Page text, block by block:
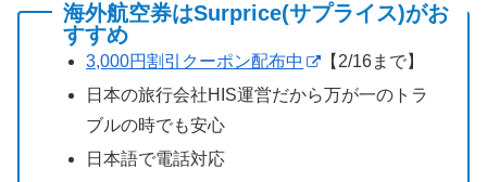
海外航空券はSurprice(サプライス)がお
すすめ
3,000円割引クーポン配布中
【2/16まで】
日本の旅行会社HIS運営だから万が一のトラ
ブルの時でも安心
日本語で電話対応